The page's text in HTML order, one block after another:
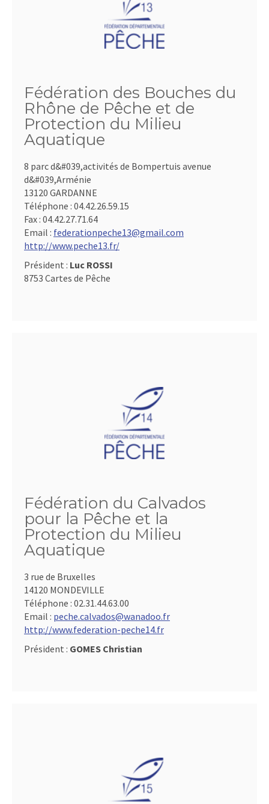
Fédération des Bouches du
Rhône de Pêche et de
Protection du Milieu
Aquatique
8 parc d&#039,activités de Bompertuis avenue
d&#039,Arménie
13120 GARDANNE
Téléphone : 04.42.26.59.15
Fax : 04.42.27.71.64
Email : federationpeche13@gmail.com
http://www.peche13.fr/
Président : Luc ROSSI
8753 Cartes de Pêche
Fédération du Calvados
pour la Pêche et la
Protection du Milieu
Aquatique
3 rue de Bruxelles
14120 MONDEVILLE
Téléphone : 02.31.44.63.00
Email : peche.calvados@wanadoo.fr
http://www.federation-peche14.fr
Président : GOMES Christian